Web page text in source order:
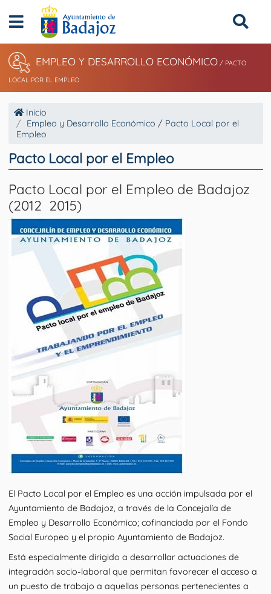
EMPLEO Y DESARROLLO ECONÓMICO / PACTO
LOCAL POR EL EMPLEO
Inicio
Empleo y Desarrollo Económico / Pacto Local por el
Empleo
Pacto Local por el Empleo
Pacto Local por el Empleo de Badajoz
(2012  2015)
El Pacto Local por el Empleo es una acción impulsada por el
Ayuntamiento de Badajoz, a través de la Concejalía de
Empleo y Desarrollo Económico; cofinanciada por el Fondo
Social Europeo y el propio Ayuntamiento de Badajoz.
Está especialmente dirigido a desarrollar actuaciones de
integración socio-laboral que permitan favorecer el acceso a
un puesto de trabajo a aquellas personas pertenecientes a